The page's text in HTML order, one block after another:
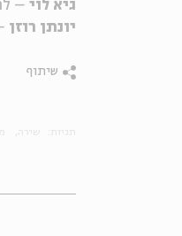
גיא לוי –
יונתן רוזן
שיתוף